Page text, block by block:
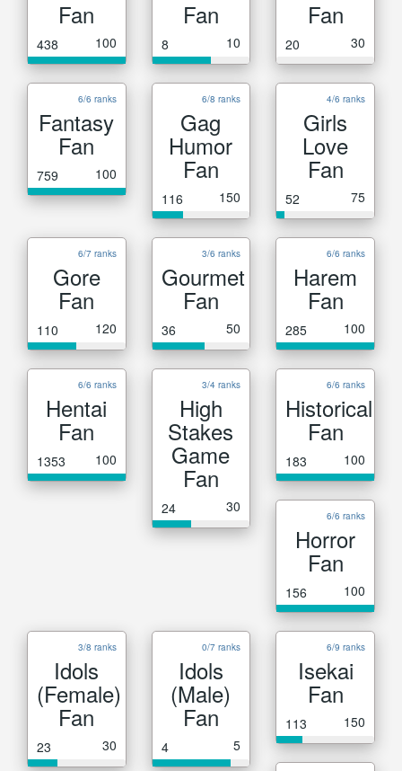
Fan
438 100
Fan
8 10
Fan
20 30
6/6 ranks
Fantasy
Fan
759 100
6/8 ranks
Gag
Humor
Fan
116 150
4/6 ranks
Girls
Love
Fan
52 75
6/7 ranks
Gore
Fan
110 120
3/6 ranks
Gourmet
Fan
36 50
6/6 ranks
Harem
Fan
285 100
6/6 ranks
Hentai
Fan
1353 100
3/4 ranks
High
Stakes
Game
Fan
24 30
6/6 ranks
Historical
Fan
183 100
6/6 ranks
Horror
Fan
156 100
3/8 ranks
Idols
(Female)
Fan
23 30
0/7 ranks
Idols
(Male)
Fan
4 5
6/9 ranks
Isekai
Fan
113 150